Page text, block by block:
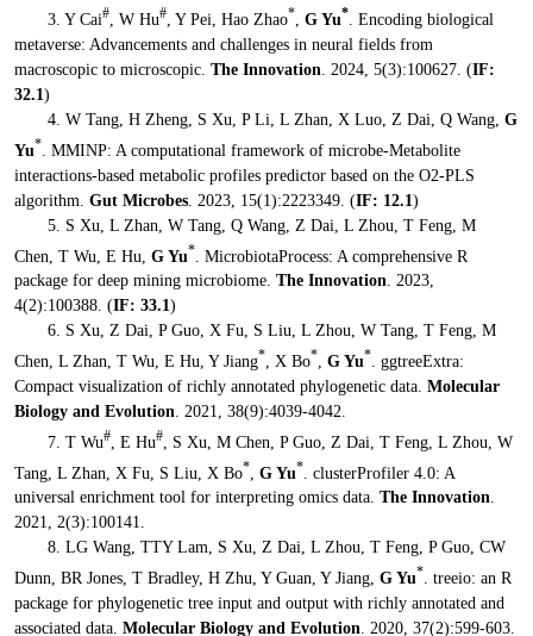
3. Y Cai#, W Hu#, Y Pei, Hao Zhao*, G Yu*. Encoding biological
metaverse: Advancements and challenges in neural fields from
macroscopic to microscopic. The Innovation. 2024, 5(3):100627. (IF:
32.1)
4. W Tang, H Zheng, S Xu, P Li, L Zhan, X Luo, Z Dai, Q Wang, G
Yu* . MMINP: A computational framework of microbe-Metabolite
interactions-based metabolic profiles predictor based on the O2-PLS
algorithm. Gut Microbes. 2023, 15(1):2223349. (IF: 12.1)
5. S Xu, L Zhan, W Tang, Q Wang, Z Dai, L Zhou, T Feng, M
Chen, T Wu, E Hu, G Yu* . MicrobiotaProcess: A comprehensive R
package for deep mining microbiome. The Innovation. 2023,
4(2):100388. (IF: 33.1)
6. S Xu, Z Dai, P Guo, X Fu, S Liu, L Zhou, W Tang, T Feng, M
Chen, L Zhan, T Wu, E Hu, Y Jiang*, X Bo*, G Yu*. ggtreeExtra:
Compact visualization of richly annotated phylogenetic data. Molecular
Biology and Evolution. 2021, 38(9):4039-4042.
7. T Wu#, E Hu#, S Xu, M Chen, P Guo, Z Dai, T Feng, L Zhou, W
Tang, L Zhan, X Fu, S Liu, X Bo* G Yu* . clusterProfiler 4.0: A
universal enrichment tool for interpreting omics data. The Innovation.
2021, 2(3):100141.
8. LG Wang, TTY Lam, S Xu, Z Dai, L Zhou, T Feng, P Guo, CW
Dunn, BR Jones, T Bradley, H Zhu, Y Guan, Y Jiang, G Yu* . treeio: an R
package for phylogenetic tree input and output with richly annotated and
associated data. Molecular Biology and Evolution . 2020, 37(2):599-603.